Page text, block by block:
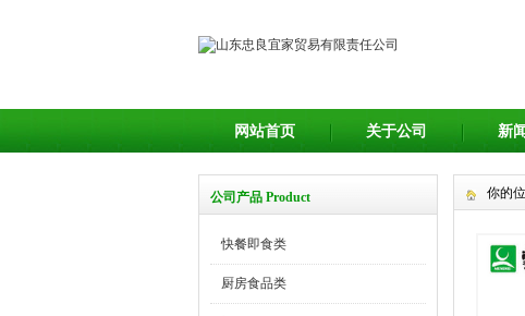
网站首页 关于公司 新
公司产品 Product
快餐即食类
厨房食品类
你的